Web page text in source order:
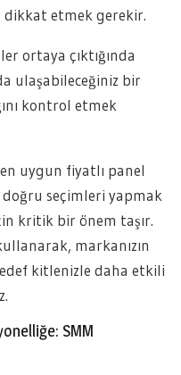
dikkat etmek gerekir.
ortaya çıktığında
ulaşabileceğiniz bir
kontrol etmek
uygun fiyatlı panel
seçimleri yapmak
kritik bir önem taşır.
markanızın
kitlenizle daha etkili
SMM